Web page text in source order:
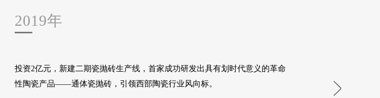
2019年
投资2亿元，新建二期瓷抛砖生产线，首家成功研发出具有划时代意义的革命
性陶瓷产品——通体瓷抛砖，引领西部陶瓷行业风向标。